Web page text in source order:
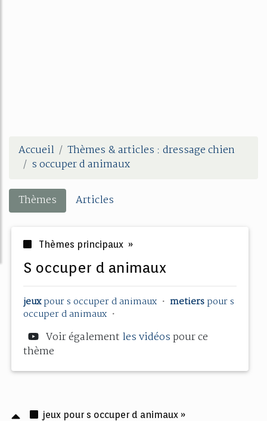
Accueil
Thèmes & articles : dressage chien
s occuper d animaux
Thèmes Articles
Thèmes principaux »
s occuper d animaux
jeuxpours occuper d animaux • metiers pours
occuper d animaux •
Voir également les vidéospour ce
thème
jeux pour s occuper d animaux »